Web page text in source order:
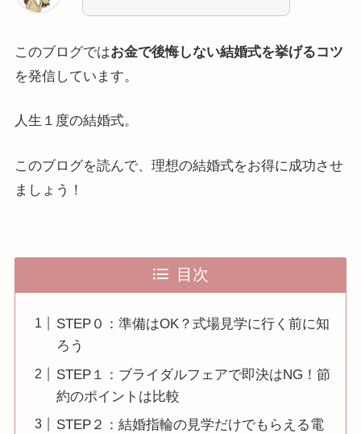
このブログではお金で後悔しない結婚式を挙げるコツ
を発信しています。
人生１度の結婚式。
このブログを読んで、理想の結婚式をお得に成功させ
ましょう！
目次
STEP０：準備はOK？式場見学に行く前に知
ろう
STEP１：ブライダルフェアで即決はNG！節
約のポイントは比較
STEP２：結婚指輪の見学だけでもらえる電